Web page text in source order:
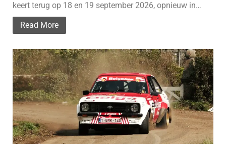
keert terug op 18 en 19 september 2026, opnieuw in…
Read More